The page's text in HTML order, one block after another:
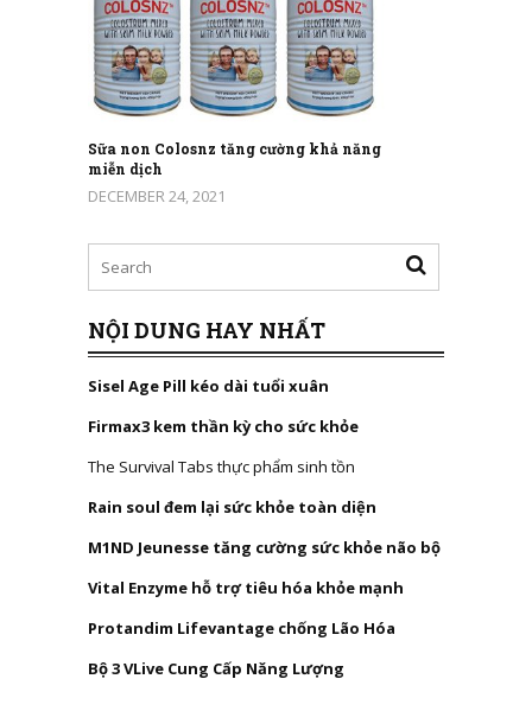
Sữa non Colosnz tăng cường khả năng
miễn dịch
DECEMBER 24, 2021
NỘI DUNG HAY NHẤT
Sisel Age Pill kéo dài tuổi xuân
Firmax3 kem thần kỳ cho sức khỏe
The Survival Tabs thực phẩm sinh tồn
Rain soul đem lại sức khỏe toàn diện
M1ND Jeunesse tăng cường sức khỏe não bộ
Vital Enzyme hỗ trợ tiêu hóa khỏe mạnh
Protandim Lifevantage chống Lão Hóa
Bộ 3 VLive Cung Cấp Năng Lượng